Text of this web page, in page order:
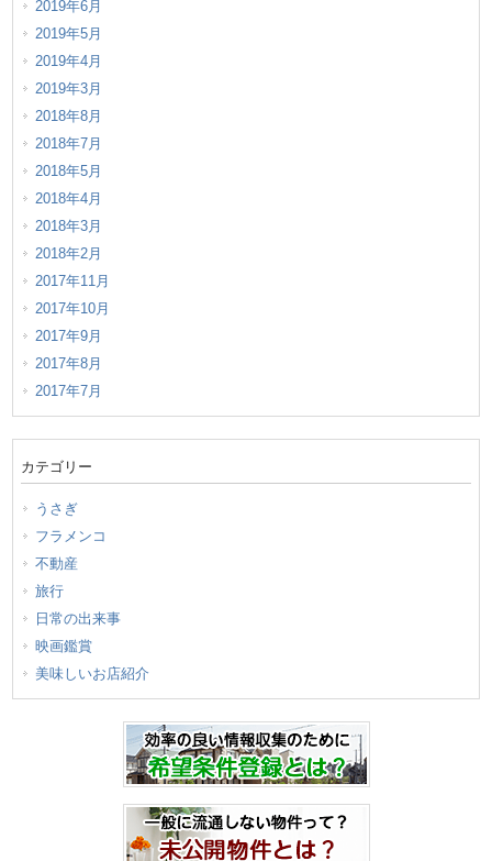
2019年6月
2019年5月
2019年4月
2019年3月
2018年8月
2018年7月
2018年5月
2018年4月
2018年3月
2018年2月
2017年11月
2017年10月
2017年9月
2017年8月
2017年7月
カテゴリー
うさぎ
フラメンコ
不動産
旅行
日常の出来事
映画鑑賞
美味しいお店紹介